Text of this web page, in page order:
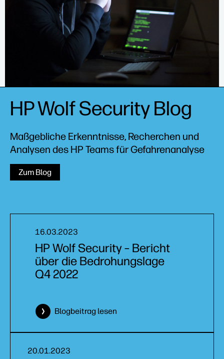
HP Wolf Security Blog
Maßgebliche Erkenntnisse, Recherchen und
Analysen des HP Teams für Gefahrenanalyse
Zum Blog
16.03.2023
HP Wolf Security – Bericht
über die Bedrohungslage
Q4 2022
Blogbeitrag lesen
20.01.2023